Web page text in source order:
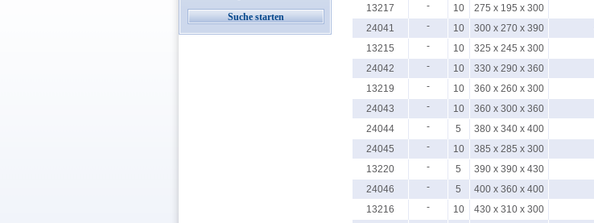
13217
- 10 275 x 195 x 300
24041
- 10 300 x 270 x 390
13215
- 10 325 x 245 x 300
24042
- 10 330 x 290 x 360
13219
- 10 360 x 260 x 300
24043
- 10 360 x 300 x 360
24044
- 5 380 x 340 x 400
24045
- 10 385 x 285 x 300
13220
- 5 390 x 390 x 430
24046
- 5 400 x 360 x 400
13216
- 10 430 x 310 x 300